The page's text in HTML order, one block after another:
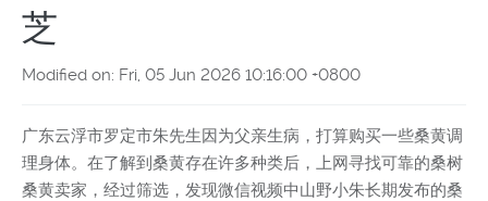
芝
Modified on: Fri, 05 Jun 2026 10:16:00 +0800
广东云浮市罗定市朱先生因为父亲生病，打算购买一些桑黄调
理身体。在了解到桑黄存在许多种类后，上网寻找可靠的桑树
桑黄卖家，经过筛选，发现微信视频中山野小朱长期发布的桑